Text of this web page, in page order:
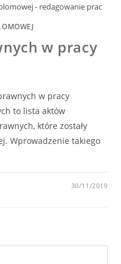
- redagowanie prac
w pracy
w pracy
to lista aktów
które zostały
Wprowadzenie takiego
30/11/2019